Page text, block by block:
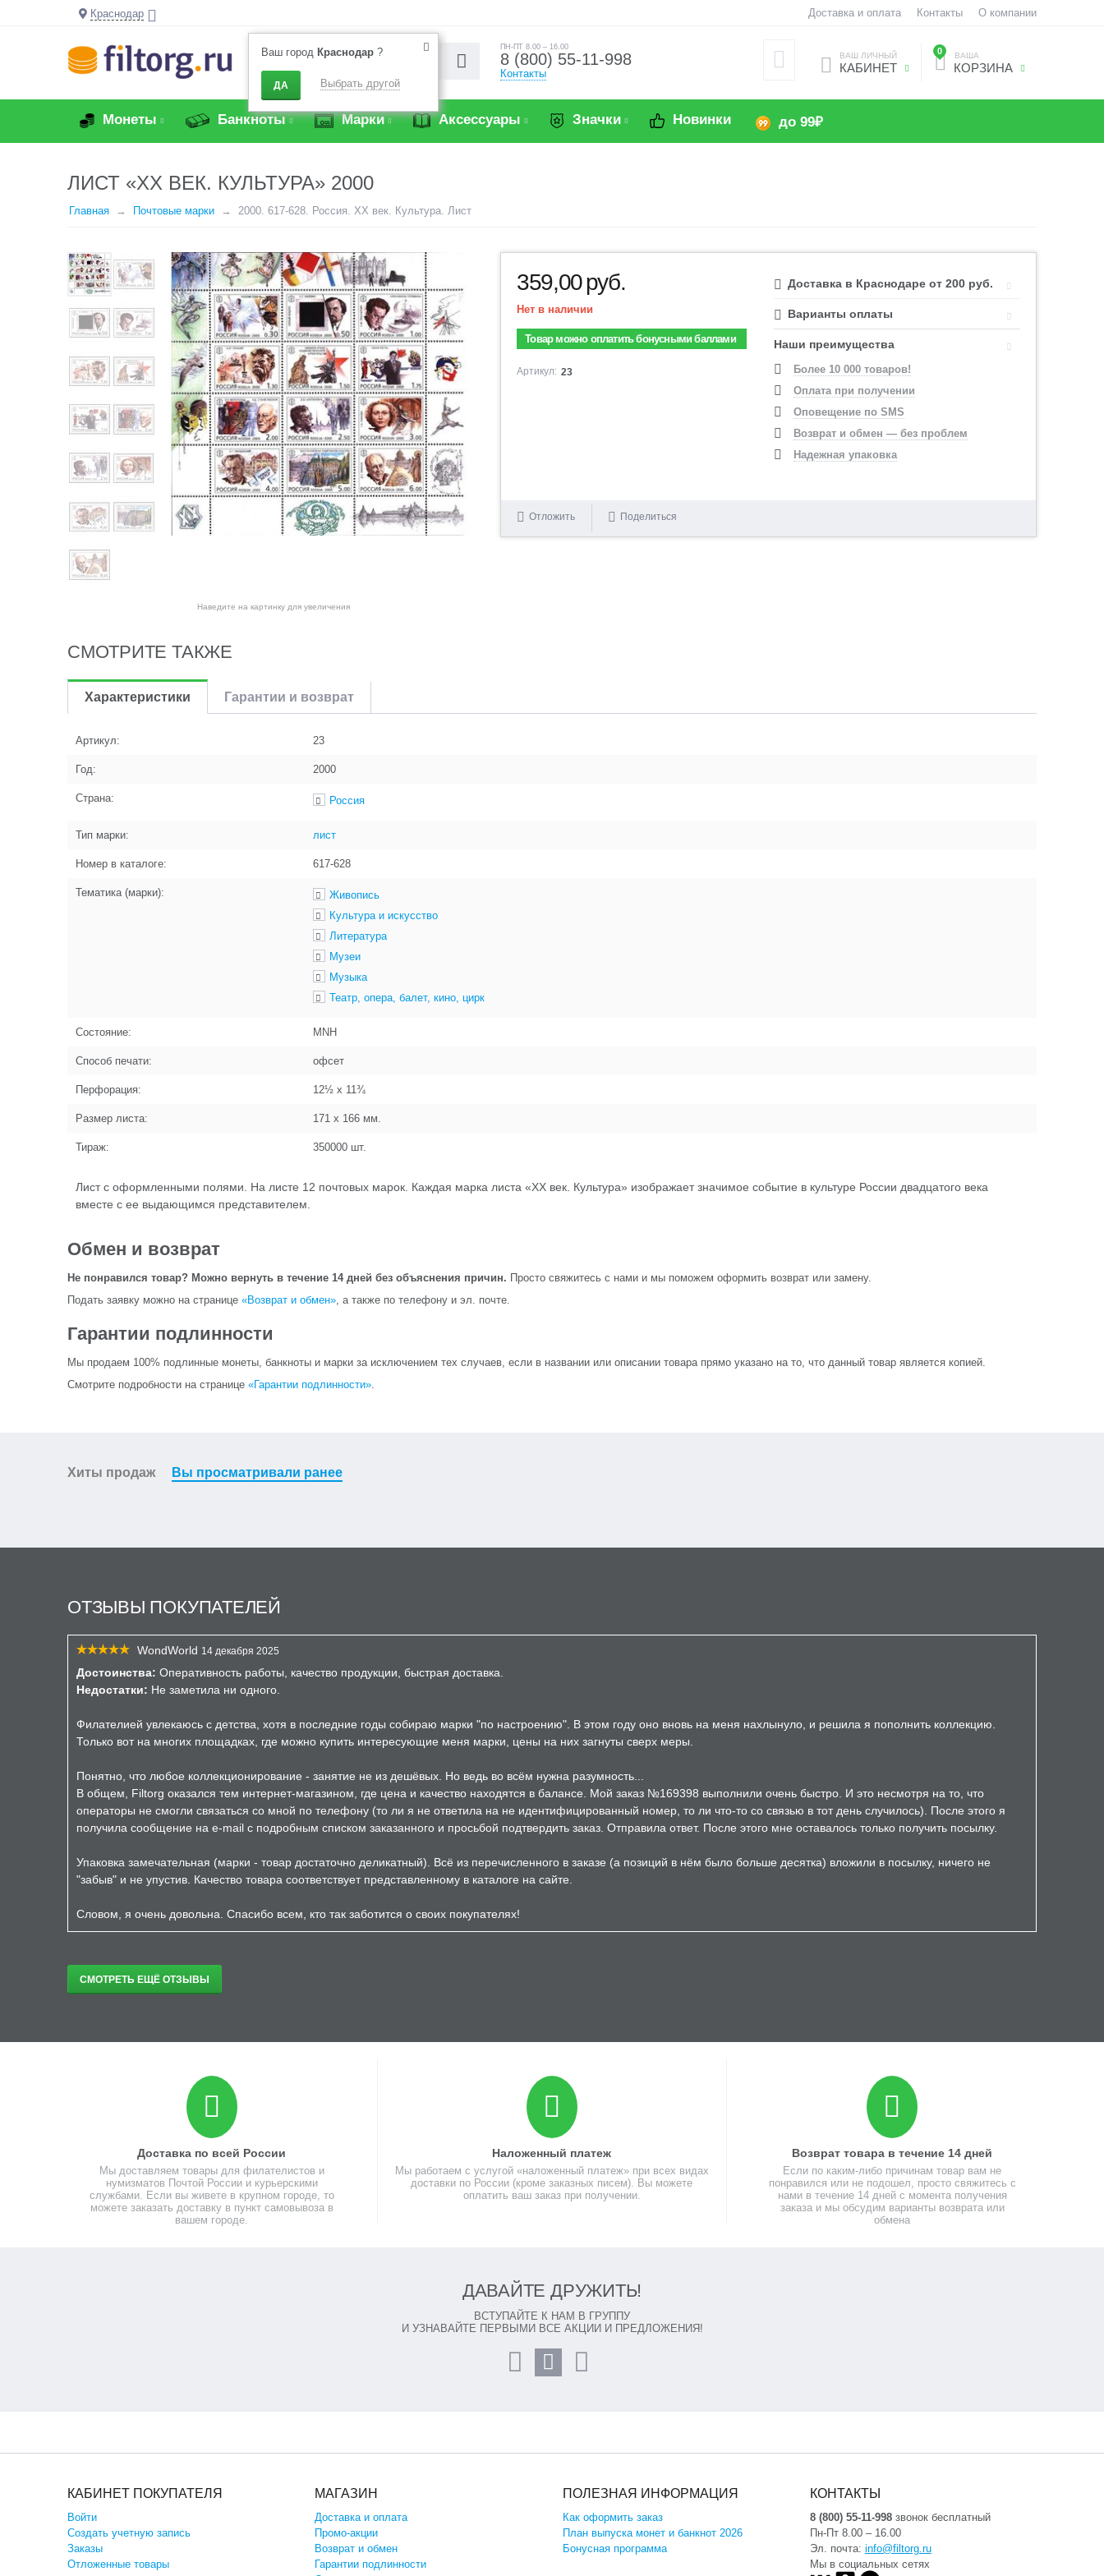
Краснодар
Ваш город Краснодар ?
ДА Выбрать другой
Доставка и оплата Контакты О компании
ПН-ПТ 8.00 – 16.00
8 (800) 55-11-998
Контакты
0 ВАША
КОРЗИНА
ВАШ ЛИЧНЫЙ
КАБИНЕТ
Монеты Банкноты Марки Аксессуары Значки Новинки до 99₽
ЛИСТ «ХХ ВЕК. КУЛЬТУРА» 2000
Главная Почтовые марки 2000. 617-628. Россия. ХХ век. Культура. Лист
Наведите на картинку для увеличения
359,00руб.
Нет в наличии
Товар можно оплатить бонусными баллами
Артикул: 23
Доставка в Краснодаре от 200 руб.
Варианты оплаты
Наши преимущества
Более 10 000 товаров!
Оплата при получении
Оповещение по SMS
Возврат и обмен — без проблем
Надежная упаковка
Отложить Поделиться
СМОТРИТЕ ТАКЖЕ
Характеристики Гарантии и возврат
Артикул: 23
Год: 2000
Страна: Россия
Тип марки: лист
Номер в каталоге: 617-628
Тематика (марки):
Живопись
Культура и искусство
Литература
Музеи
Музыка
Театр, опера, балет, кино, цирк
Состояние: MNH
Способ печати: офсет
Перфорация: 12½ x 11¾
Размер листа: 171 x 166 мм.
Тираж: 350000 шт.
Лист с оформленными полями. На листе 12 почтовых марок. Каждая марка листа «ХХ век. Культура» изображает значимое событие в культуре России двадцатого века
вместе с ее выдающимся представителем.
Обмен и возврат
Не понравился товар? Можно вернуть в течение 14 дней без объяснения причин. Просто свяжитесь с нами и мы поможем оформить возврат или замену.
Подать заявку можно на странице «Возврат и обмен», а также по телефону и эл. почте.
Гарантии подлинности
Мы продаем 100% подлинные монеты, банкноты и марки за исключением тех случаев, если в названии или описании товара прямо указано на то, что данный товар является копией.
Смотрите подробности на странице «Гарантии подлинности».
Хиты продаж Вы просматривали ранее
ОТЗЫВЫ ПОКУПАТЕЛЕЙ
WondWorld 14 декабря 2025
Достоинства: Оперативность работы, качество продукции, быстрая доставка.
Недостатки: Не заметила ни одного.
Филателией увлекаюсь с детства, хотя в последние годы собираю марки "по настроению". В этом году оно вновь на меня нахлынуло, и решила я пополнить коллекцию.
Только вот на многих площадках, где можно купить интересующие меня марки, цены на них загнуты сверх меры.
Понятно, что любое коллекционирование - занятие не из дешёвых. Но ведь во всём нужна разумность...
В общем, Filtorg оказался тем интернет-магазином, где цена и качество находятся в балансе. Мой заказ №169398 выполнили очень быстро. И это несмотря на то, что
операторы не смогли связаться со мной по телефону (то ли я не ответила на не идентифицированный номер, то ли что-то со связью в тот день случилось). После этого я
получила сообщение на e-mail с подробным списком заказанного и просьбой подтвердить заказ. Отправила ответ. После этого мне оставалось только получить посылку.
Упаковка замечательная (марки - товар достаточно деликатный). Всё из перечисленного в заказе (а позиций в нём было больше десятка) вложили в посылку, ничего не
"забыв" и не упустив. Качество товара соответствует представленному в каталоге на сайте.
Словом, я очень довольна. Спасибо всем, кто так заботится о своих покупателях!
СМОТРЕТЬ ЕЩЁ ОТЗЫВЫ
Доставка по всей России
Мы доставляем товары для филателистов и
нумизматов Почтой России и курьерскими
службами. Если вы живете в крупном городе, то
можете заказать доставку в пункт самовывоза в
вашем городе.
Наложенный платеж
Мы работаем с услугой «наложенный платеж» при всех видах
доставки по России (кроме заказных писем). Вы можете
оплатить ваш заказ при получении.
Возврат товара в течение 14 дней
Если по каким-либо причинам товар вам не
понравился или не подошел, просто свяжитесь с
нами в течение 14 дней с момента получения
заказа и мы обсудим варианты возврата или
обмена
ДАВАЙТЕ ДРУЖИТЬ!
ВСТУПАЙТЕ К НАМ В ГРУППУ
И УЗНАВАЙТЕ ПЕРВЫМИ ВСЕ АКЦИИ И ПРЕДЛОЖЕНИЯ!
КАБИНЕТ ПОКУПАТЕЛЯ
Войти
Создать учетную запись
Заказы
Отложенные товары
МАГАЗИН
Доставка и оплата
Промо-акции
Возврат и обмен
Гарантии подлинности
ПОЛЕЗНАЯ ИНФОРМАЦИЯ
Как оформить заказ
План выпуска монет и банкнот 2026
Бонусная программа
КОНТАКТЫ
8 (800) 55-11-998звонок бесплатный
Пн-Пт 8.00 – 16.00
Эл. почта: info@filtorg.ru
Мы в социальных сетях